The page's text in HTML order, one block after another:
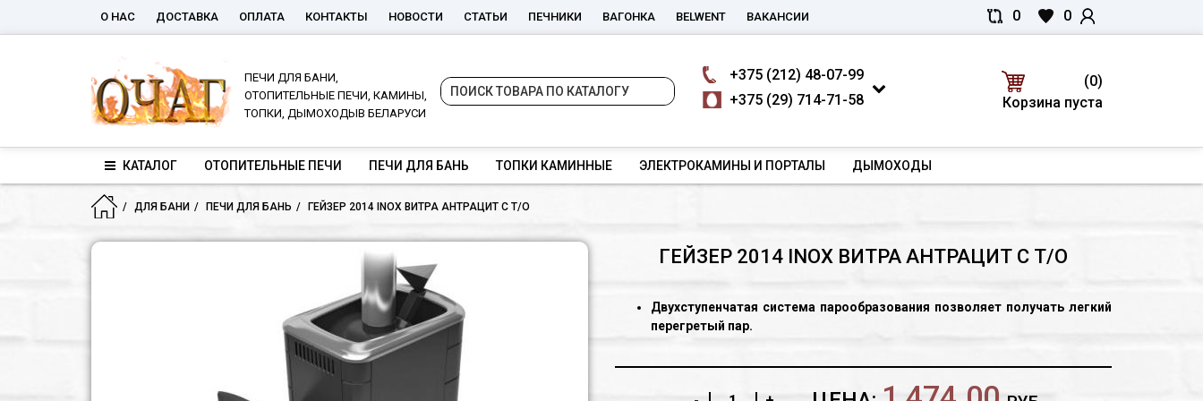
О НАС ДОСТАВКА ОПЛАТА КОНТАКТЫ НОВОСТИ СТАТЬИ ПЕЧНИКИ ВАГОНКА BELWENT ВАКАНСИИ 0 0
ПЕЧИ ДЛЯ БАНИ,
ОТОПИТЕЛЬНЫЕ ПЕЧИ, КАМИНЫ,
ТОПКИ, ДЫМОХОДЫВ БЕЛАРУСИ
+375 (212) 48-07-99
+375 (29) 714-71-58
(0)
Корзина пуста
КАТАЛОГ ОТОПИТЕЛЬНЫЕ ПЕЧИ ПЕЧИ ДЛЯ БАНЬ ТОПКИ КАМИННЫЕ ЭЛЕКТРОКАМИНЫ И ПОРТАЛЫ ДЫМОХОДЫ
ДЛЯ БАНИ ПЕЧИ ДЛЯ БАНЬ ГЕЙЗЕР 2014 INOX ВИТРА АНТРАЦИТ С Т/О
ГЕЙЗЕР 2014 INOX ВИТРА АНТРАЦИТ С Т/О
Двухступенчатая система парообразования позволяет получать легкий
перегретый пар.
в самую горячую центральную часть закрытой каменки.